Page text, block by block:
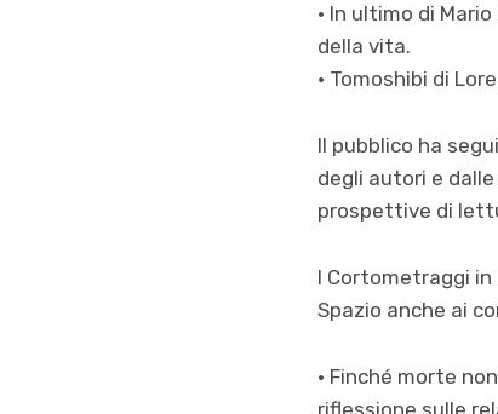
• In ultimo di
della vita.
• Tomoshibi di
Il pubblico ha
degli autori e
prospettive di
I Cortometraggi in
Spazio anche ai
• Finché morte